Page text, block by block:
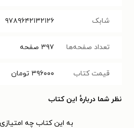
شابک ۹۷۸۹۶۴۲۱۳۲۱۲۶
تعداد صفحه‌ها ۳۹۷ صفحه
قیمت کتاب ۳۹۶۰۰۰ تومان
نظر شما دربارهٔ این کتاب
به این کتاب چه